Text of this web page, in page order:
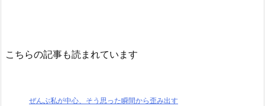
こちらの記事も読まれています
ぜんぶ私が中心、そう思った瞬間から歪み出す